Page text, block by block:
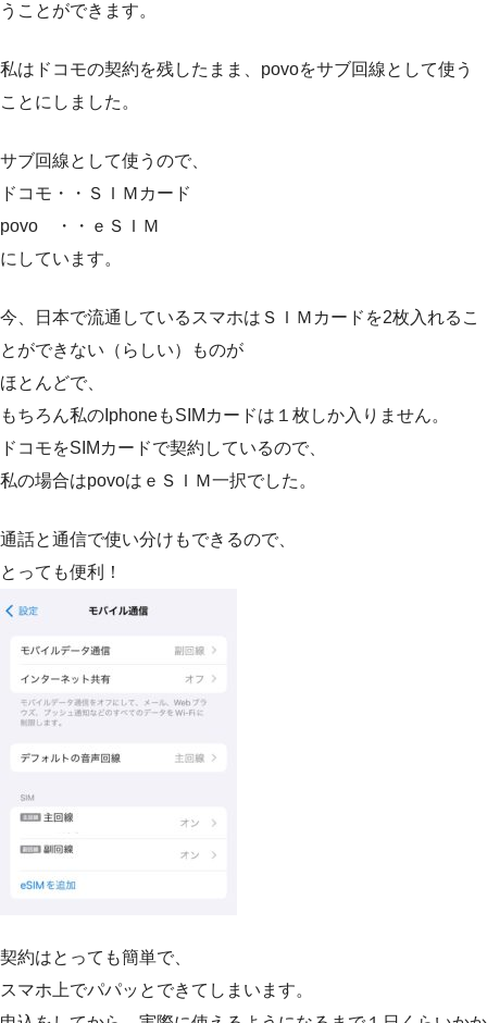
うことができます。
私はドコモの契約を残したまま、povoをサブ回線として使う
ことにしました。
サブ回線として使うので、
ドコモ・・ＳＩＭカード
povo ・・ｅＳＩＭ
にしています。
今、日本で流通しているスマホはＳＩＭカードを2枚入れるこ
とができない（らしい）ものが
ほとんどで、
もちろん私のIphoneもSIMカードは１枚しか入りません。
ドコモをSIMカードで契約しているので、
私の場合はpovoはｅＳＩＭ一択でした。
通話と通信で使い分けもできるので、
とっても便利！
契約はとっても簡単で、
スマホ上でパパッとできてしまいます。